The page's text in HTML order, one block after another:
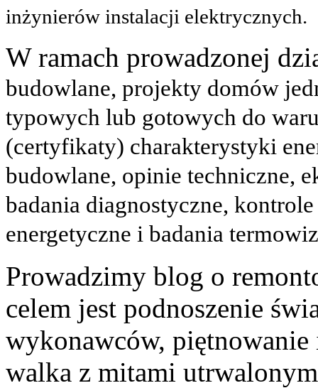
inżynierów instalacji elektrycznych.
W ramach prowadzonej
budowlane, projekty domów
typowych lub gotowych do
(certyfikaty) charakterystyki
budowlane, opinie techniczne,
badania diagnostyczne,
energetyczne i badania
Prowadzimy blog o
celem jest podnoszenie
wykonawców,
walka z mitami